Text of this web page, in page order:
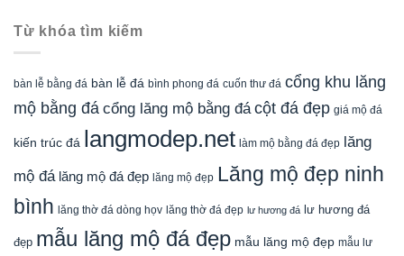
Từ khóa tìm kiếm
bàn lễ bằng đá bàn lễ đá bình phong đá cuốn thư đá cổng khu lăng
mộ bằng đá cổng lăng mộ bằng đá cột đá đẹp giá mộ đá
kiến trúc đá langmodep.net làm mộ bằng đá đẹp lăng
mộ đá lăng mộ đá đẹp lăng mộ đẹp Lăng mộ đẹp ninh
bình lăng thờ đá dòng họv lăng thờ đá đẹp lư hương đá lư hương đá
đẹp mẫu lăng mộ đá đẹp mẫu lăng mộ đẹp mẫu lư